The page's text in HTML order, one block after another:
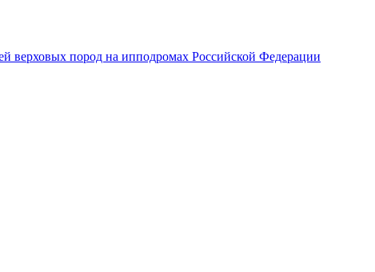
верховых пород на ипподромах Российской Федерации